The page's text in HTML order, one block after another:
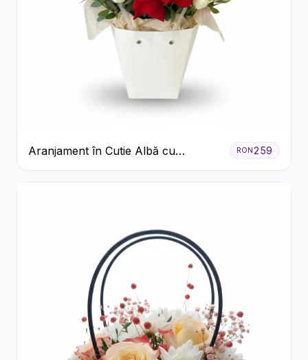
Aranjament în Cutie Albă cu
Trandafiri Roșii și Lisianthus
RON259